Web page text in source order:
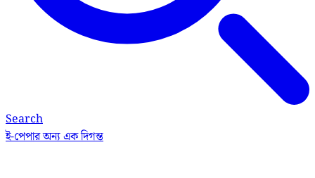
Search
ই-পেপারঅন্য এক দিগন্ত